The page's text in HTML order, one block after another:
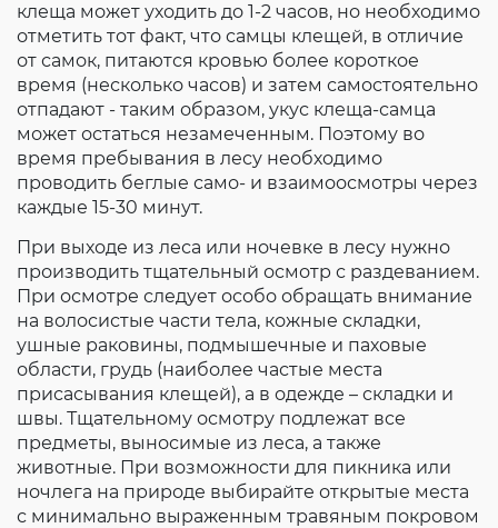
клеща может уходить до 1-2 часов, но необходимо
отметить тот факт, что самцы клещей, в отличие
от самок, питаются кровью более короткое
время (несколько часов) и затем самостоятельно
отпадают - таким образом, укус клеща-самца
может остаться незамеченным. Поэтому во
время пребывания в лесу необходимо
проводить беглые само- и взаимоосмотры через
каждые 15-30 минут.
При выходе из леса или ночевке в лесу нужно
производить тщательный осмотр с раздеванием.
При осмотре следует особо обращать внимание
на волосистые части тела, кожные складки,
ушные раковины, подмышечные и паховые
области, грудь (наиболее частые места
присасывания клещей), а в одежде – складки и
швы. Тщательному осмотру подлежат все
предметы, выносимые из леса, а также
животные. При возможности для пикника или
ночлега на природе выбирайте открытые места
с минимально выраженным травяным покровом